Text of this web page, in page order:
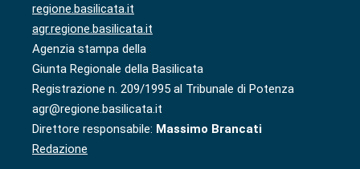
regione.basilicata.it
agr.regione.basilicata.it
Agenzia stampa della
Giunta Regionale della Basilicata
Registrazione n. 209/1995 al Tribunale di Potenza
agr@regione.basilicata.it
Direttore responsabile: Massimo Brancati
Redazione